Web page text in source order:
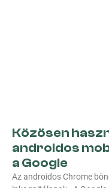
Közösen
androidos
a Google
Az androidos Chrome